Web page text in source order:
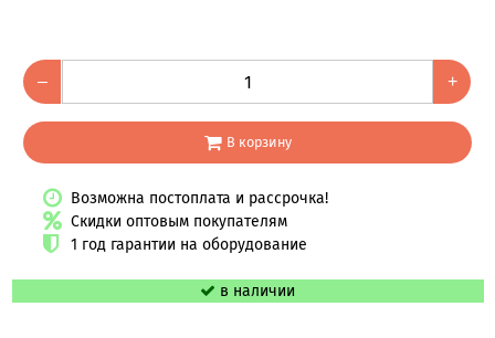
– +
В корзину
Возможна постоплата и рассрочка!
Скидки оптовым покупателям
1 год гарантии на оборудование
в наличии